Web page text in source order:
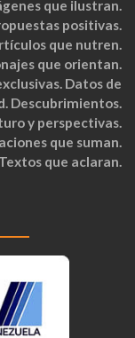
que ilustran.
positivas.
que nutren.
que orientan.
Datos de
Descubrimientos.
y perspectivas.
que suman.
Textos que aclaran.